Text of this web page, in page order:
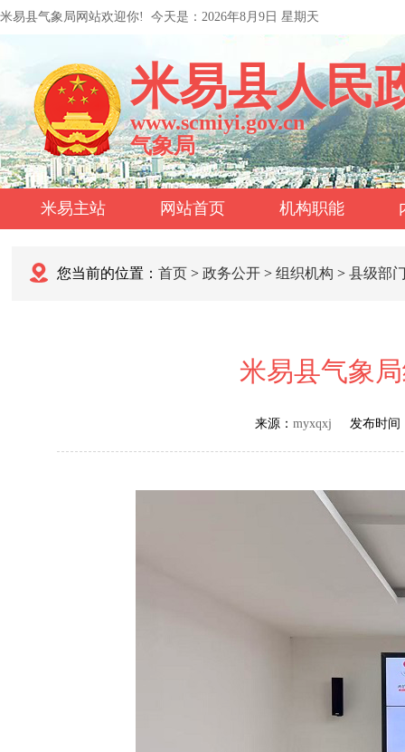
米易县气象局网站欢迎你! 今天是： 2026年8月9日 星期天
米易县人民
www.scmiyi.gov.cn
气象局
米易主站 网站首页 机构职能
您当前的位置： 首页 > 政务公开 > 组织机构 > 县级部
米易县气象
来源：myxqxj 发布时间